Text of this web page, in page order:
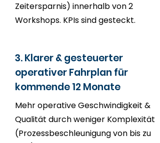
Zeitersparnis) innerhalb von 2
Workshops. KPIs sind gesteckt.
3. Klarer & gesteuerter
operativer Fahrplan für
kommende 12 Monate
Mehr operative Geschwindigkeit &
Qualität durch weniger Komplexität
(Prozessbeschleunigung von bis zu